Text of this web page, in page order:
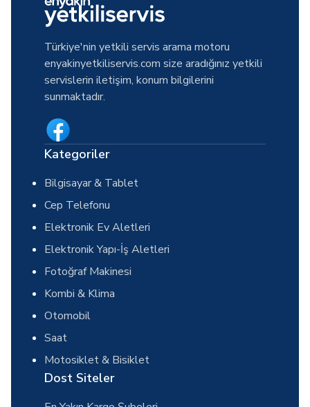
Türkiye'nin yetkili servis arama motoru
enyakinyetkiliservis.com size aradığınız yetkili
servislerin iletişim, konum bilgilerini
sunmaktadır.
Kategoriler
Bilgisayar & Tablet
Cep Telefonu
Elektronik Ev Aletleri
Elektronik Yapı-İş Aletleri
Fotoğraf Makinesi
Kombi & Klima
Otomobil
Saat
Motosiklet & Bisiklet
Dost Siteler